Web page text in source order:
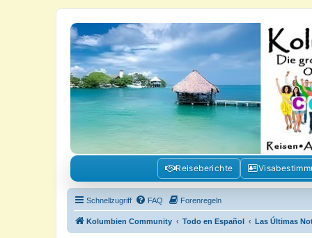
Kolumbienforum - Das grosse
Reisen, Auswandern, Kultur, Politik, Geschichte und Visum in
Reiseberichte
Schnellzugriff FAQ Forenregeln
Kolumbien Community Todo en Español Las Últimas